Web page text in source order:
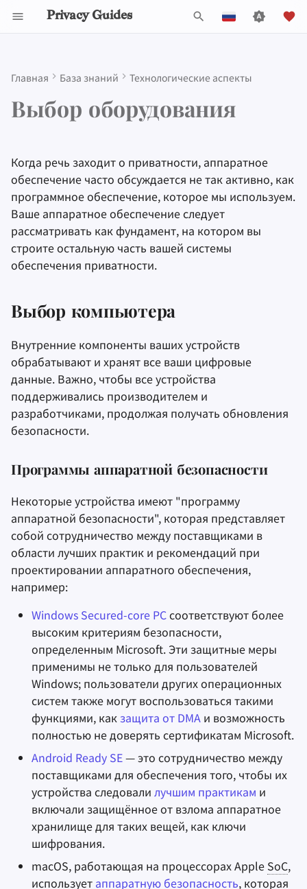
Privacy Guides
ц
а
л
и
з
а
и
я
п
и
с
к
Español
עִברִית
Nederlands
中文 (繁體)
中文 (繁體，台灣)
Русский
Предустановленная ОС
Обновления прошивки
TPM/Защищенный
криптопроцессор
Внешнее оборудование
Аппаратные ключи
безопасности
Защитные экраны
приватности
Системы безопасности
"мёртвая рука"
Защита от перехвата/атаки
"злой горничной"
Замки Kensington
Защитите свою сеть
Компартментализация
Минимализм
Маршрутизаторы
Обзор Tor
Приватные платежи
Типы
коммуникационных
сетей
iOS Overview
Linux Overview
Обзор macOS
Обзор Qubes
Windows
политики
конфиденциальности
File Management
Пользование
Интернетом
Мобильные
Browser Extensions
Провайдеры
DNS-провайдеры
Email Aliasing
Электронная почта
VPN сервисы
Программное
Криптовалюта
Data and Metadata
Redaction
шифрования
Синхронизация и
обмен файлами
Language Tools
Maps and Navigation
Многофакторная
аутентификация
Агрегаторы новостей
Заметки
Офисные пакеты
Менеджеры паролей
Pastebins
Мессенджеры
Social Networks
Оборудование
Операционные
системы
Прошивки для
Дополнительно
Expand Your Perspective
Support The Community
Build Alliances
Take Action!
Legal Resources
Пожертвовать
Члены команды
Политика проекта
Executive Policy
Privacy Policy
Notices and Disclaimers
Сообщество
Онлайн-сервисы
Кодекс поведения
Traffic Statistics
Сделать вклад
написанию
руководства
Главная База знаний Технологические аспекты
Выбор оборудования
Когда речь заходит о приватности, аппаратное
обеспечение часто обсуждается не так активно, как
программное обеспечение, которое мы используем.
Ваше аппаратное обеспечение следует
рассматривать как фундамент, на котором вы
строите остальную часть вашей системы
обеспечения приватности.
Выбор компьютера
Внутренние компоненты ваших устройств
обрабатывают и хранят все ваши цифровые
данные. Важно, чтобы все устройства
поддерживались производителем и
разработчиками, продолжая получать обновления
безопасности.
Программы аппаратной безопасности
Некоторые устройства имеют "программу
аппаратной безопасности", которая представляет
собой сотрудничество между поставщиками в
области лучших практик и рекомендаций при
проектировании аппаратного обеспечения,
например:
Windows Secured-core PCсоответствуют более
высоким критериям безопасности,
определенным Microsoft. Эти защитные меры
применимы не только для пользователей
Windows; пользователи других операционных
систем также могут воспользоваться такими
функциями, как защита от DMA и возможность
полностью не доверять сертификатам Microsoft.
Android Ready SE— это сотрудничество между
поставщиками для обеспечения того, чтобы их
устройства следовали лучшим практикам и
включали защищённое от взлома аппаратное
хранилище для таких вещей, как ключи
шифрования.
macOS, работающая на процессорах Apple SoC,
использует аппаратную безопасность, которая